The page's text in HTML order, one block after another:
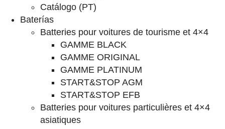
Catálogo (PT)
Baterías
Batteries pour voitures de tourisme et 4×4
GAMME BLACK
GAMME ORIGINAL
GAMME PLATINUM
START&STOP AGM
START&STOP EFB
Batteries pour voitures particulières et 4×4
asiatiques